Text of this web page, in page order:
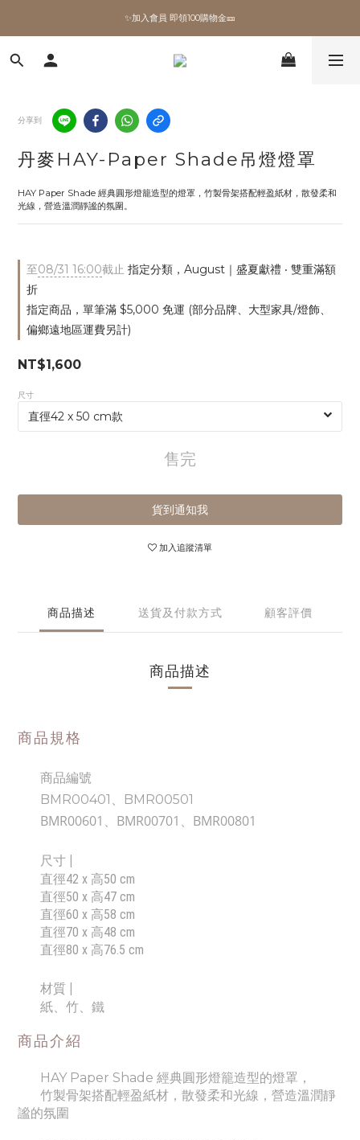
✨加入會員 即領100購物金🎫
✨加入會員 即領100購物金🎫
全館滿額現折🔥
✨加入會員 即領100購物金🎫
分享到
丹麥HAY-Paper Shade吊燈燈罩
HAY Paper Shade 經典圓形燈籠造型的燈罩，竹製骨架搭配輕盈紙材，散發柔和
光線，營造溫潤靜謐的氛圍。
至08/31 16:00截止 指定分類，August｜盛夏獻禮 ‧ 雙重滿額
折
指定商品，單筆滿 $5,000 免運 (部分品牌、大型家具/燈飾、
偏鄉遠地區運費另計)
NT$1,600
尺寸
售完
貨到通知我
加入追蹤清單
商品描述 送貨及付款方式 顧客評價
商品描述
商品規格
商品編號
BMR00401、BMR00501
BMR00601、BMR00701、 BMR00801
尺寸
直徑42 x 高50 cm
直徑50 x 高47 cm
直徑60 x 高58 cm
直徑70 x 高48 cm
直徑80 x 高76.5 cm
材質 |
紙、竹、鐵
商品介紹
HAY Paper Shade 經典圓形燈籠造型的燈罩，
竹製骨架搭配輕盈紙材，散發柔和光線，營造溫潤靜
謐的氛圍